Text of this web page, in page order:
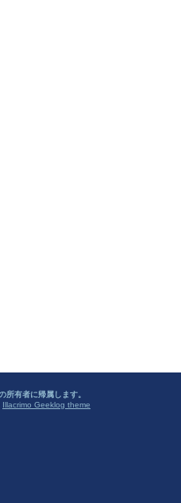
所有者に帰属します。
Illacrimo Geeklog theme